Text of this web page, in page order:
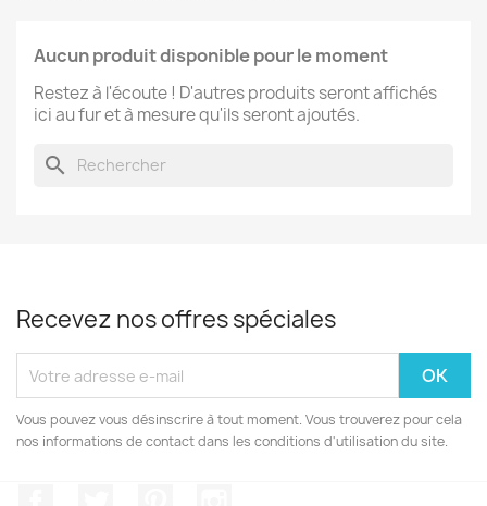
Aucun produit disponible pour le moment
Restez à l'écoute ! D'autres produits seront affichés
ici au fur et à mesure qu'ils seront ajoutés.
search
Recevez nos offres spéciales
Vous pouvez vous désinscrire à tout moment. Vous trouverez pour cela
nos informations de contact dans les conditions d'utilisation du site.